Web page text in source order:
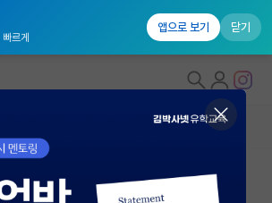
르게
앱으로 보기 닫기